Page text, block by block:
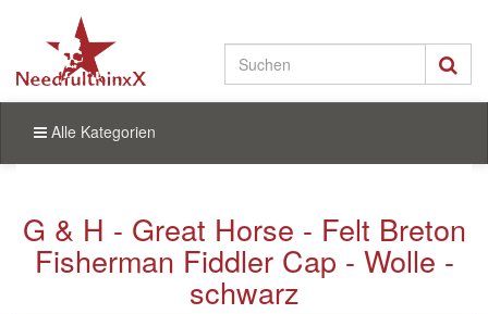
Alle Kategorien
G & H - Great Horse - Felt Breton
Fisherman Fiddler Cap - Wolle -
schwarz